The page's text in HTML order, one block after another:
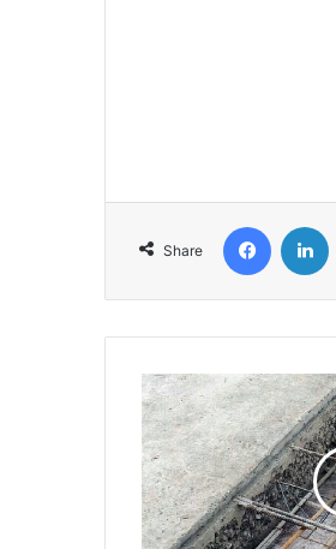
Share
Facebook
Nu
rata:
cerere
pentru
30
tone
de